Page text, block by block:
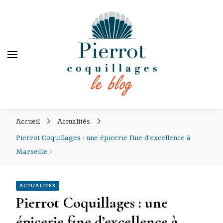
PIERROT COQUILLAGES
Accueil
Actualités
Pierrot Coquillages : une épicerie fine d’excellence à
Marseille !
ACTUALITÉS
Pierrot Coquillages : une